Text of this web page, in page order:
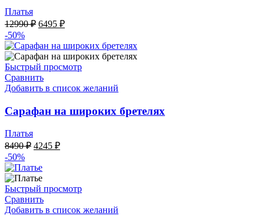
Платья
12990₽ Первоначальная
составляла
12990 ₽.
6495 ₽Текущая
6495 ₽.
-50%
Быстрый просмотр
Сравнить
Добавить в список желаний
Сарафан на широких бретелях
Платья
8490₽ Первоначальная
составляла
8490 ₽.
4245 ₽Текущая
-50%
Быстрый просмотр
Сравнить
Добавить в список желаний